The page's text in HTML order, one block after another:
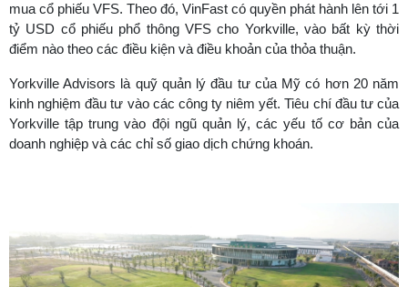
mua cổ phiếu VFS. Theo đó, VinFast có quyền phát hành lên tới 1
tỷ USD cổ phiếu phổ thông VFS cho Yorkville, vào bất kỳ thời
điểm nào theo các điều kiện và điều khoản của thỏa thuận.
Yorkville Advisors là quỹ quản lý đầu tư của Mỹ có hơn 20 năm
kinh nghiệm đầu tư vào các công ty niêm yết. Tiêu chí đầu tư của
Yorkville tập trung vào đội ngũ quản lý, các yếu tố cơ bản của
doanh nghiệp và các chỉ số giao dịch chứng khoán.